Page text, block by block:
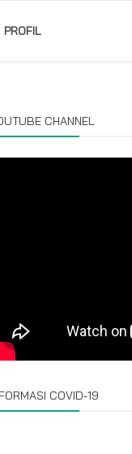
PROFIL
CHANNEL
COVID-19